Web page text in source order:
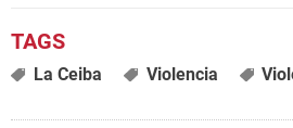
La Ceiba Violencia